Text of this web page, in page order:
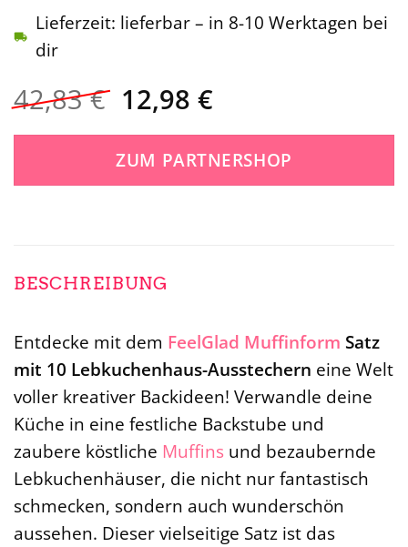
42,83€ Ursprünglicher
Preis
war:
42,83 €
12,98 €Aktueller
ist:
12,98 €.
Lieferzeit: lieferbar – in 8-10 Werktagen bei
dir
ZUM PARTNERSHOP
BESCHREIBUNG
Entdecke mit dem FeelGlad Muffinform Satz
mit 10 Lebkuchenhaus-Ausstechern eine Welt
voller kreativer Backideen! Verwandle deine
Küche in eine festliche Backstube und
zaubere köstliche Muffins und bezaubernde
Lebkuchenhäuser, die nicht nur fantastisch
schmecken, sondern auch wunderschön
aussehen. Dieser vielseitige Satz ist das